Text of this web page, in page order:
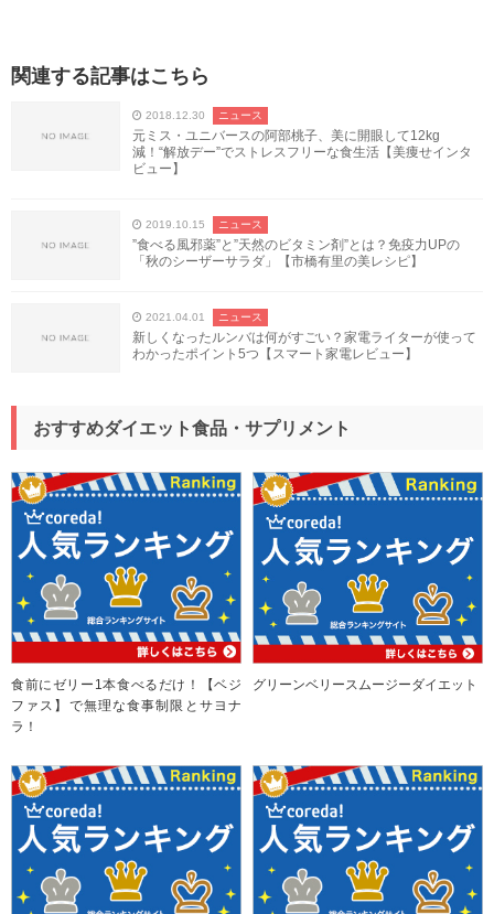
関連する記事はこちら
2018.12.30 ニュース
元ミス・ユニバースの阿部桃子、美に開眼して12kg
減！“解放デー”でストレスフリーな食生活【美痩せインタ
ビュー】
2019.10.15 ニュース
”食べる風邪薬”と”天然のビタミン剤”とは？免疫力UPの
「秋のシーザーサラダ」【市橋有里の美レシピ】
2021.04.01 ニュース
新しくなったルンバは何がすごい？家電ライターが使って
わかったポイント5つ【スマート家電レビュー】
おすすめダイエット食品・サプリメント
食前にゼリー1本食べるだけ！【ベジ
ファス】で無理な食事制限とサヨナ
ラ！
グリーンベリースムージーダイエット